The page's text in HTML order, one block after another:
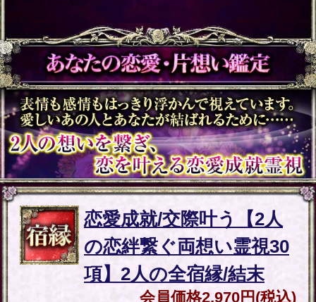
顔/名前/入籍日ピタリ“成
婚報告続々”あなたの伴
侶と愛結婚◆全貌SP
会員価格2,200円(税込)
通常価格2,750円(税込)
“全部視えたわ”出会う日/
場所/あだ名も特定◆今あ
なたを愛する異性
会員価格 1,540円(税込)
通常価格1,980円(税込)